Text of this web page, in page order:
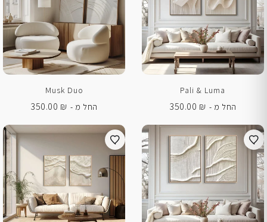
Pali & Luma
החל מ -
350.00 ₪
Musk Duo
החל מ -
350.00 ₪